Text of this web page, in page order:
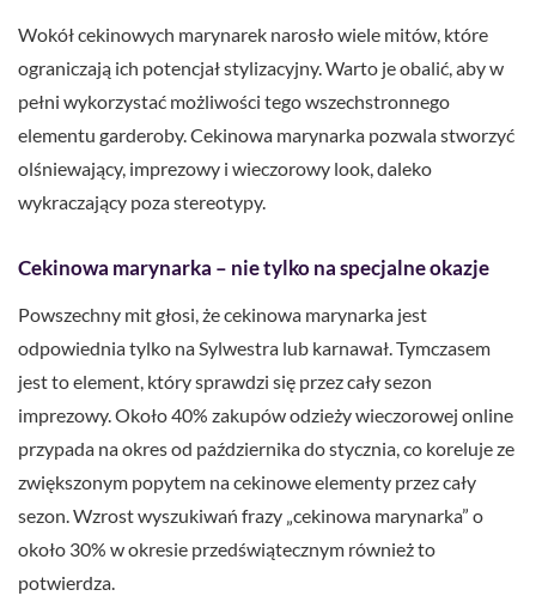
Wokół cekinowych marynarek narosło wiele mitów, które
ograniczają ich potencjał stylizacyjny. Warto je obalić, aby w
pełni wykorzystać możliwości tego wszechstronnego
elementu garderoby. Cekinowa marynarka pozwala stworzyć
olśniewający, imprezowy i wieczorowy look, daleko
wykraczający poza stereotypy.
Cekinowa marynarka – nie tylko na specjalne okazje
Powszechny mit głosi, że cekinowa marynarka jest
odpowiednia tylko na Sylwestra lub karnawał. Tymczasem
jest to element, który sprawdzi się przez cały sezon
imprezowy. Około 40% zakupów odzieży wieczorowej online
przypada na okres od października do stycznia, co koreluje ze
zwiększonym popytem na cekinowe elementy przez cały
sezon. Wzrost wyszukiwań frazy „cekinowa marynarka” o
około 30% w okresie przedświątecznym również to
potwierdza.